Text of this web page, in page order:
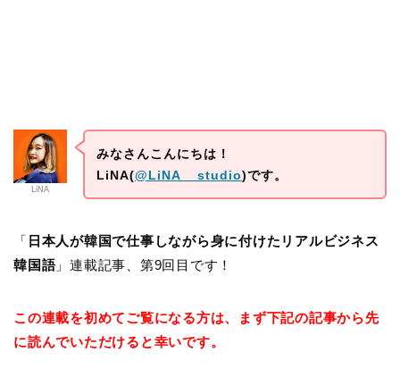
LiNA
みなさんこんにちは！
LiNA(@LiNA__studio)です。
「 日本人が韓国で仕事しながら身に付けたリアルビジネス
韓国語」連載記事、第9回目です！
この連載を初めてご覧になる方は、まず下記の記事から先
に読んでいただけると幸いです。